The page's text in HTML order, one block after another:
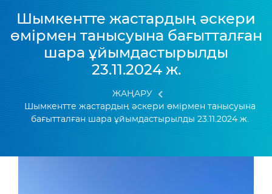
Шымкентте жастардың әскери
өмірмен танысуына бағытталған
шара ұйымдастырылды
23.11.2024 ж.
ЖАҢАРУ
Шымкентте жастардың әскери өмірмен танысуына
бағытталған шара ұйымдастырылды 23.11.2024 ж.